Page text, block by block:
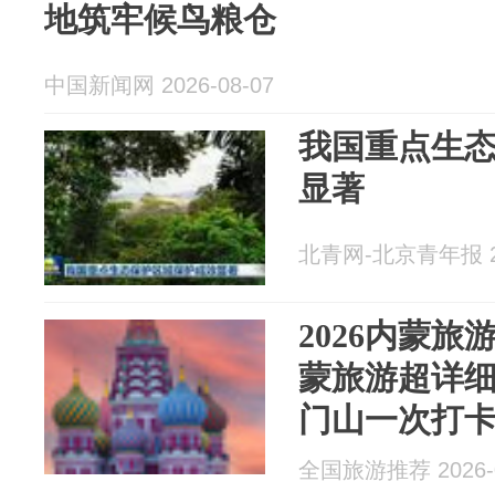
地筑牢候鸟粮仓
中国新闻网 2026-08-07
我国重点生
显著
北青网-北京青年报
2026内蒙旅
蒙旅游超详
门山一次打
全国旅游推荐